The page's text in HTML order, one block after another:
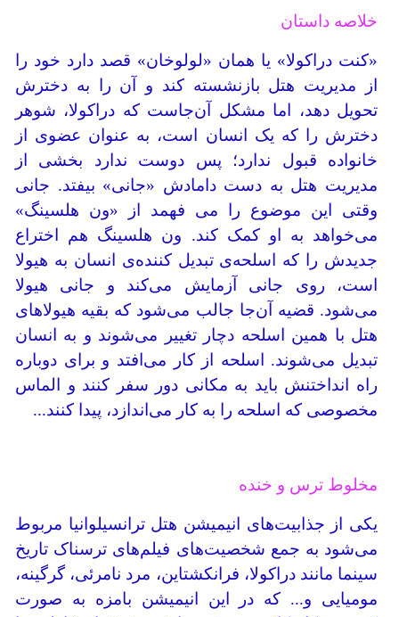
خلاصه داستان
«کنت دراکولا» یا همان «لولوخان» قصد دارد خود را
از مدیریت هتل بازنشسته کند و آن را به دخترش
تحویل دهد، اما مشکل آن‌جاست که دراکولا، شوهر
دخترش را که یک انسان است، به عنوان عضوی از
خانواده قبول ندارد؛ پس دوست ندارد بخشی از
مدیریت هتل به دست دامادش «جانی» بیفتد. جانی
وقتی این موضوع را می فهمد از «ون هلسینگ»
می‌خواهد به او کمک کند. ون هلسینگ هم اختراع
جدیدش را که اسلحه‌ی تبدیل کننده‌ی انسان به هیولا
است، روی جانی آزمایش می‌کند و جانی هیولا
می‌شود. قضیه آن‌جا جالب می‌شود که بقیه هیولاهای
هتل با همین اسلحه دچار تغییر می‌شوند و به انسان
تبدیل می‌شوند. اسلحه از کار می‌افتد و برای دوباره
راه انداختنش باید به مکانی دور سفر کنند و الماس
مخصوصی که اسلحه را به کار می‌اندازد، پیدا کنند...
مخلوط ترس و خنده
یکی از جذابیت‌های انیمیشن هتل ترانسیلوانیا مربوط
می‌شود به جمع شخصیت‌های فیلم‌های ترسناک تاریخ
سینما مانند دراکولا، فرانکشتاین، مرد نامرئی، گرگینه،
مومیایی و... که در این انیمیشن بامزه به صورت